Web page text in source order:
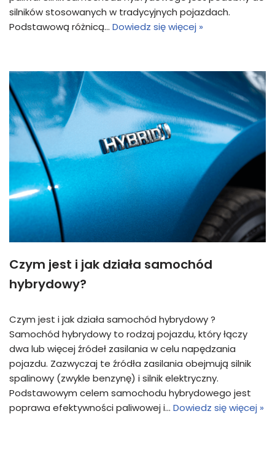
silników stosowanych w tradycyjnych pojazdach.
Podstawową różnicą… Dowiedz się więcej »
Czym jest i jak działa samochód
hybrydowy?
Czym jest i jak działa samochód hybrydowy ?
Samochód hybrydowy to rodzaj pojazdu, który łączy
dwa lub więcej źródeł zasilania w celu napędzania
pojazdu. Zazwyczaj te źródła zasilania obejmują silnik
spalinowy (zwykle benzynę) i silnik elektryczny.
Podstawowym celem samochodu hybrydowego jest
poprawa efektywności paliwowej i… Dowiedz się więcej »